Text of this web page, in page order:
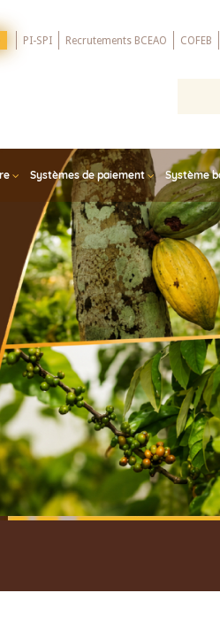
PI-SPI Recrutements BCEAO COFEB
Systèmes de paiement Système